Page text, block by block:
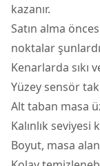
kazanır.
Satın alma
noktalar
Kenarlarda sıkı
Yüzey sensör
Alt taban masa
Kalınlık seviyesi
Boyut, masa